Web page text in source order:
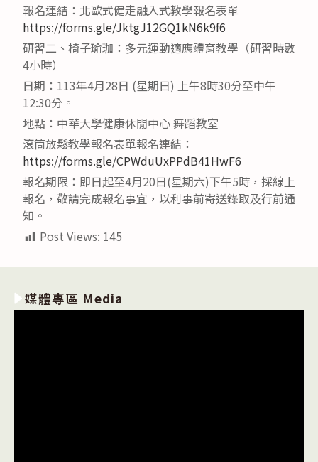
報名連結：北歐式健走融入式教學報名表單
https://forms.gle/JktgJ12GQ1kN6k9f6
研習二、椅子瑜珈：多元運動適應體育教學（研習時數
4小時）
日期：113年4月28日 (星期日) 上午8時30分至中午
12:30分。
地點：中華大學健康休閒中心 舞蹈教室
滾筒放鬆教學報名表單報名連結：
https://forms.gle/CPWduUxPPdB41HwF6
報名期限：即日起至4月20日(星期六)下午5時，採線上
報名，敬請完成報名事宜，以利事前寄送錄取及行前通
知。
Post Views: 145
媒體專區 Media